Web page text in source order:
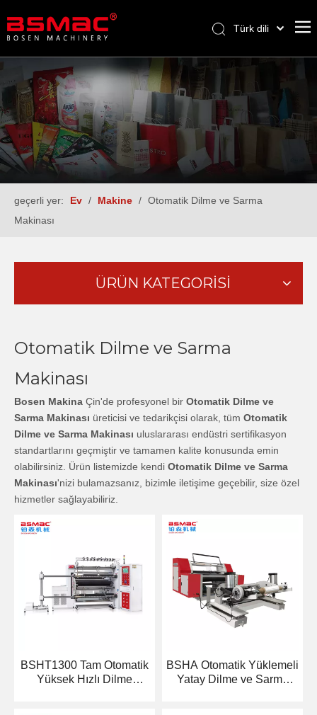
Türk dili
العربية
Français
Pусский
Español
geçerli yer: Ev / Makine / Otomatik Dilme ve Sarma
Makinası
ÜRÜN KATEGORİSİ
Otomatik Dilme ve Sarma
Makinası
Bosen Makina Çin'de profesyonel bir Otomatik Dilme ve
Sarma Makinası üreticisi ve tedarikçisi olarak, tüm Otomatik
Dilme ve Sarma Makinası uluslararası endüstri sertifikasyon
standartlarını geçmiştir ve tamamen kalite konusunda emin
olabilirsiniz. Ürün listemizde kendi Otomatik Dilme ve Sarma
Makinası'nizi bulamazsanız, bizimle iletişime geçebilir, size özel
hizmetler sağlayabiliriz.
BSHT1300 Tam Otomatik
Yüksek Hızlı Dilme
BSHA Otomatik Yüklemeli
Yatay Dilme ve Sarma